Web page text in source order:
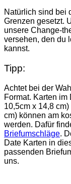
Natürlich sind bei
Grenzen gesetzt.
unsere Change-
versehen, den du
kannst.
Tipp:
Achtet bei der
Format. Karten im
10,5cm x 14,8
cm) können am
werden. Dafür
Briefumschläge.
Date Karten in
passenden
uns.